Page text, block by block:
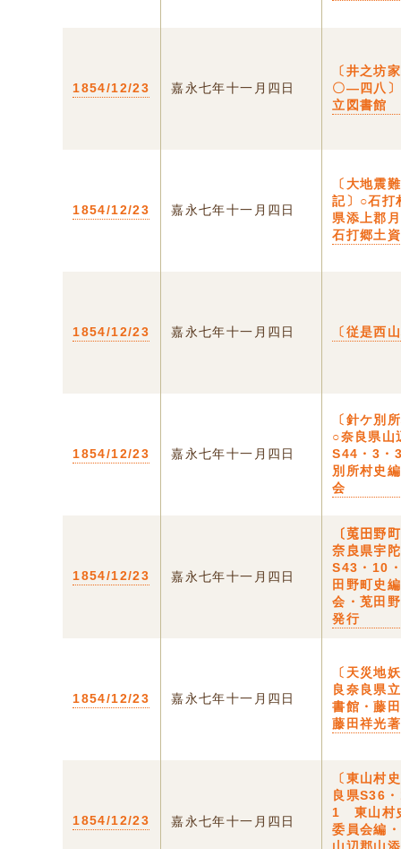
1854/12/23 嘉永七年十一月四日
〔井之坊
〇―四八
立図書館
1854/12/23 嘉永七年十一月四日
〔大地震
記〕○石打
県添上郡
石打郷土
1854/12/23 嘉永七年十一月四日 〔従是西
1854/12/23 嘉永七年十一月四日
〔針ケ別
○奈良県山
S44・3
別所村史
会
1854/12/23 嘉永七年十一月四日
〔𫟏田野
奈良県宇
S43・10
田野町史
会・莵田
発行
1854/12/23 嘉永七年十一月四日
〔天災地
良奈良県
書館・藤
藤田祥光著
1854/12/23 嘉永七年十一月四日
〔東山村
良県S36
1 東山村
委員会編